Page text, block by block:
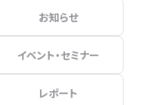
お知らせ
イベント・セミナー
レポート